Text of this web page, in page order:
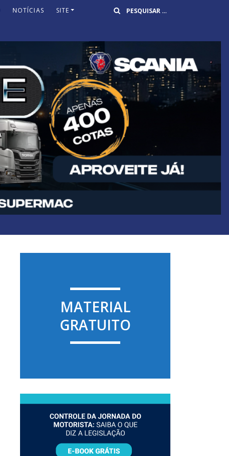
NOTÍCIAS SITE Buscar
MATERIAL
GRATUITO